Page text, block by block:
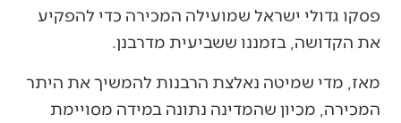
פסקו גדולי ישראל שמועילה המכירה כדי להפקיע
את הקדושה, בזמננו ששביעית מדרבנן.
מאז, מדי שמיטה נאלצת הרבנות להמשיך את היתר
המכירה, מכיון שהמדינה נתונה במידה מסויימת